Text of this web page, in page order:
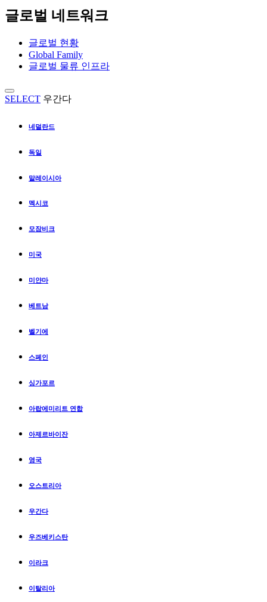
글로벌 네트워크
글로벌 현황
Global Family
글로벌 물류 인프라
SELECT 우간다
네덜란드
독일
말레이시아
멕시코
모잠비크
미국
미얀마
베트남
벨기에
스페인
싱가포르
아랍에미리트 연합
아제르바이잔
영국
오스트리아
우간다
우즈베키스탄
이라크
이탈리아